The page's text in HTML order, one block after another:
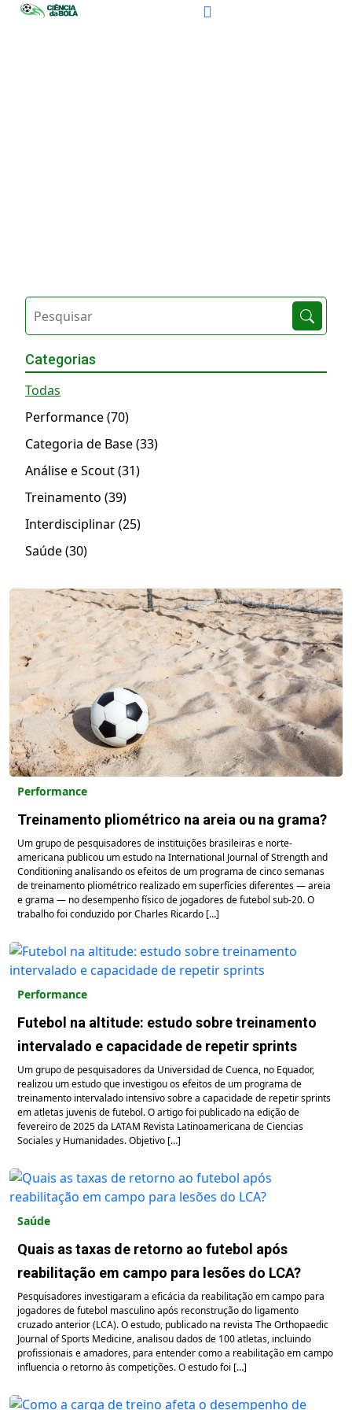
Performance
Treinamento pliométrico na areia ou na grama?
Um grupo de pesquisadores de instituições brasileiras e norte-
americana publicou um estudo na International Journal of Strength and
Conditioning analisando os efeitos de um programa de cinco semanas
de treinamento pliométrico realizado em superfícies diferentes — areia
e grama — no desempenho físico de jogadores de futebol sub-20. O
trabalho foi conduzido por Charles Ricardo […]
Performance
Futebol na altitude: estudo sobre treinamento
intervalado e capacidade de repetir sprints
Um grupo de pesquisadores da Universidad de Cuenca, no Equador,
realizou um estudo que investigou os efeitos de um programa de
treinamento intervalado intensivo sobre a capacidade de repetir sprints
em atletas juvenis de futebol. O artigo foi publicado na edição de
fevereiro de 2025 da LATAM Revista Latinoamericana de Ciencias
Sociales y Humanidades. Objetivo […]
Saúde
Quais as taxas de retorno ao futebol após
reabilitação em campo para lesões do LCA?
Pesquisadores investigaram a eficácia da reabilitação em campo para
jogadores de futebol masculino após reconstrução do ligamento
cruzado anterior (LCA). O estudo, publicado na revista The Orthopaedic
Journal of Sports Medicine, analisou dados de 100 atletas, incluindo
profissionais e amadores, para entender como a reabilitação em campo
influencia o retorno às competições. O estudo foi […]
Categorias
Todas
Performance (70)
Categoria de Base (33)
Análise e Scout (31)
Treinamento (39)
Interdisciplinar (25)
Saúde (30)